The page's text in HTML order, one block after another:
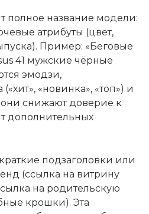
полное название модели:
атрибуты (цвет,
Пример: «Беговые
41 мужские чёрные
эмодзи,
«новинка», «топ») и
снижают доверие к
дополнительных
подзаголовки или
(ссылка на витрину
на родительскую
крошки). Эта